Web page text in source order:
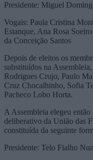
Presidente: Miguel
Vogais: Paula Cristina
Estanque, Ana Rosa
da Conceição Santos
Depois de eleitos os
substituídos na
Rodrigues Crujo, Paulo
Cruz Chocalhinho, Sofia
Pacheco Lobo Horta.
A Assembleia elegeu
deliberativo da União das
constituída da seguinte
Presidente: Telo Fialho